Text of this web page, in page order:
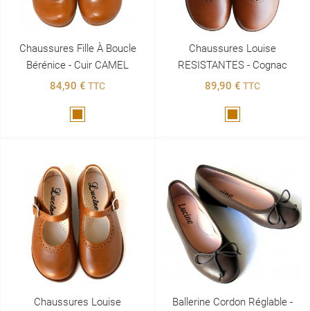
Chaussures Fille À Boucle
Bérénice - Cuir CAMEL
84,90 € TTC
Chaussures Louise
RESISTANTES - Cognac
89,90 € TTC
Chaussures Louise
Ballerine Cordon Réglable -